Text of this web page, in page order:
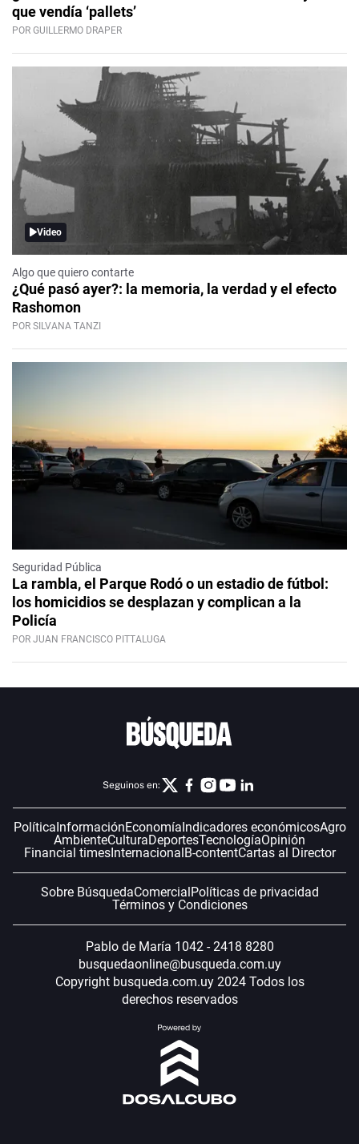
que vendía ‘pallets’
POR GUILLERMO DRAPER
Video
Algo que quiero contarte
¿Qué pasó ayer?: la memoria, la verdad y el efecto
Rashomon
POR SILVANA TANZI
Seguridad Pública
La rambla, el Parque Rodó o un estadio de fútbol:
los homicidios se desplazan y complican a la
Policía
POR JUAN FRANCISCO PITTALUGA
Seguinos en:
Política InformaciónEconomía Indicadores económicosAgro
AmbienteCulturaDeportesTecnologíaOpinión
Financial timesInternacional B-contentCartas al Director
Sobre BúsquedaComercial Políticas de privacidad
Términos y Condiciones
Pablo de María 1042 - 2418 8280
busquedaonline@busqueda.com.uy
Copyright busqueda.com.uy 2024 Todos los
derechos reservados